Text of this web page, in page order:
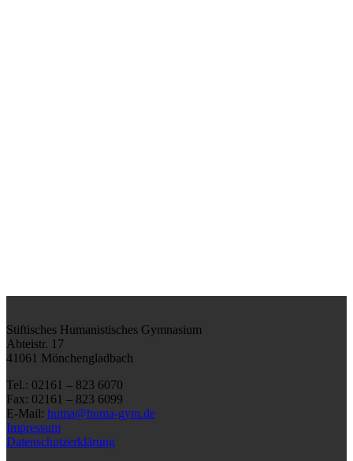
Stiftisches Humanistisches Gymnasium
Abteistr. 17
41061 Mönchengladbach
Tel.: 02161 – 823 6070
Fax: 02161 – 823 6099
E-Mail: huma@huma-gym.de
Impressum
Datenschutzerklärung